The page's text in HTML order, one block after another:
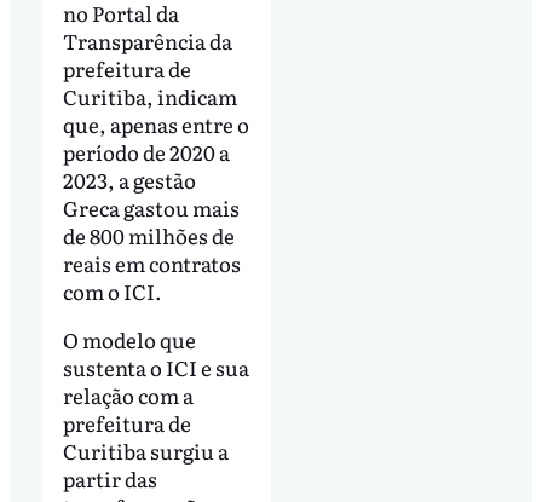
no Portal da
Transparência da
prefeitura de
Curitiba, indicam
que, apenas entre o
período de 2020 a
2023, a gestão
Greca gastou mais
de 800 milhões de
reais em contratos
com o ICI.
O modelo que
sustenta o ICI e sua
relação com a
prefeitura de
Curitiba surgiu a
partir das